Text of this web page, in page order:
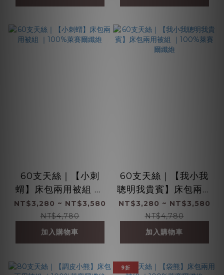
60支天絲｜【小刺
蝟】床包兩用被組 ｜
100%萊賽爾纖維
NT$3,280 ~ NT$3,580
NT$4,780
加入購物車
60支天絲｜【我小我
聰明我貴賓】床包兩用
被組 ｜100%萊賽爾纖
維
NT$3,280 ~ NT$3,580
NT$4,780
加入購物車
9折